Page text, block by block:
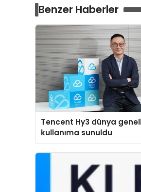
Benzer Haberler
Tencent Hy3 dünya
kullanıma sunuldu